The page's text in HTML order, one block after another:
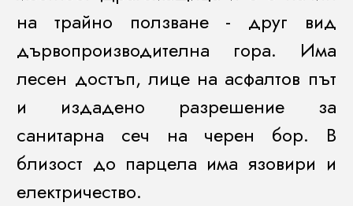
на трайно ползване - друг вид
дървопроизводителна гора. Има
лесен достъп, лице на асфалтов път
и издадено разрешение за
санитарна сеч на черен бор. В
близост до парцела има язовири и
електричество.